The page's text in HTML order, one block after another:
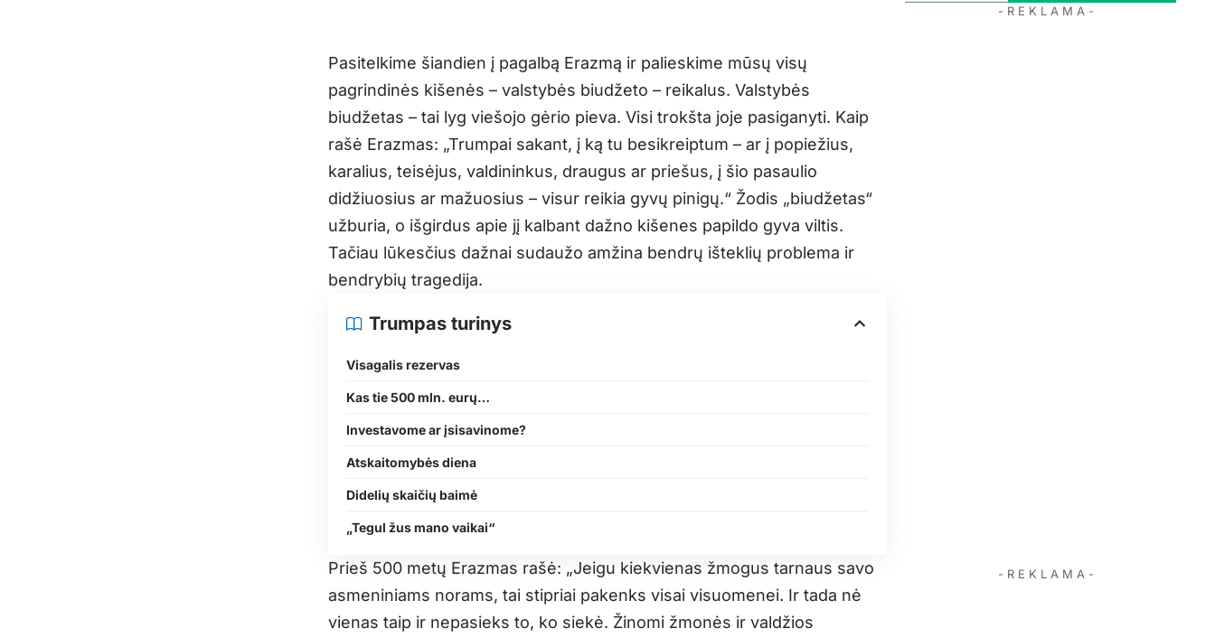
Pasitelkime šiandien į pagalbą Erazmą ir palieskime mūsų visų
pagrindinės kišenės – valstybės biudžeto – reikalus. Valstybės
biudžetas – tai lyg viešojo gėrio pieva. Visi trokšta joje pasiganyti. Kaip
rašė Erazmas: „Trumpai sakant, į ką tu besikreiptum – ar į popiežius,
karalius, teisėjus, valdininkus, draugus ar priešus, į šio pasaulio
didžiuosius ar mažuosius – visur reikia gyvų pinigų.“ Žodis „biudžetas“
užburia, o išgirdus apie jį kalbant dažno kišenes papildo gyva viltis.
Tačiau lūkesčius dažnai sudaužo amžina bendrų išteklių problema ir
bendrybių tragedija.
Trumpas turinys
Visagalis rezervas
Kas tie 500 mln. eurų…
Investavome ar įsisavinome?
Atskaitomybės diena
Didelių skaičių baimė
„Tegul žus mano vaikai“
Prieš 500 metų Erazmas rašė: „Jeigu kiekvienas žmogus tarnaus savo
asmeniniams norams, tai stipriai pakenks visai visuomenei. Ir tada nė
vienas taip ir nepasieks to, ko siekė. Žinomi žmonės ir valdžios
- R E K L A M A -
- R E K L A M A -